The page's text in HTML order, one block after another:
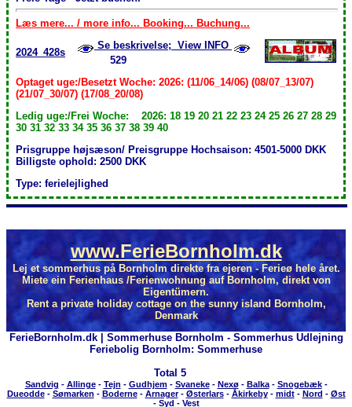
Læs mere... / more info... Booking... Buchung...
2024_428s
Se beskrivelse; View INFO
529
Optaget uge:/Besetzt Woche: 2026: (11/06_14/06) (08/07_13/07)
(21/07_30/07) (17/08_20/08)
Ledig uge:/Frei Woche: 2026: 18 19 20 21 22 23 24 25 26 27 28 29
30 31 32 33 34 35 36 37 38 39 40
Prisgruppe højsæson/ Preisgruppe Hochsaison: 4501-5000 DKK
Billigste ophold: 2500 DKK
Type: ferielejlighed
www.FerieBornholm.dk
Lej et sommerhus på Bornholm direkte fra ejeren - Ferieø hele året.
Miete ein Ferienhaus /Ferienwohnung auf Bornholm, direkt von
Eigentümern.
Rent a private holiday cottage on the sunny island Bornholm,
Denmark
FerieBornholm.dk | Sommerhuse Bornholm - Sommerhus Udlejning
Feriebolig Bornholm: Sommerhuse
Total 5
Sandvig - Allinge- Tejn - Gudhjem- Svaneke- Nexø- Balka- Snogebæk-
Dueodde- Sømarken - Boderne- Arnager- Østerlars- Åkirkeby- midt- Nord - Øst
- Syd - Vest